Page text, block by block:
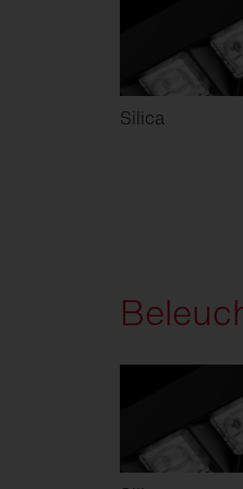
Silica